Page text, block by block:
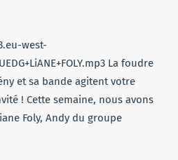
west-
La foudre
et sa bande agitent votre
! Cette semaine, nous avons
Foly, Andy du groupe